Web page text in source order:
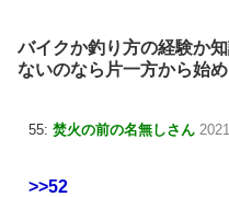
バイクか釣り方の経験か
ないのなら片一方から始
55: 焚火の前の名無しさん
>>52